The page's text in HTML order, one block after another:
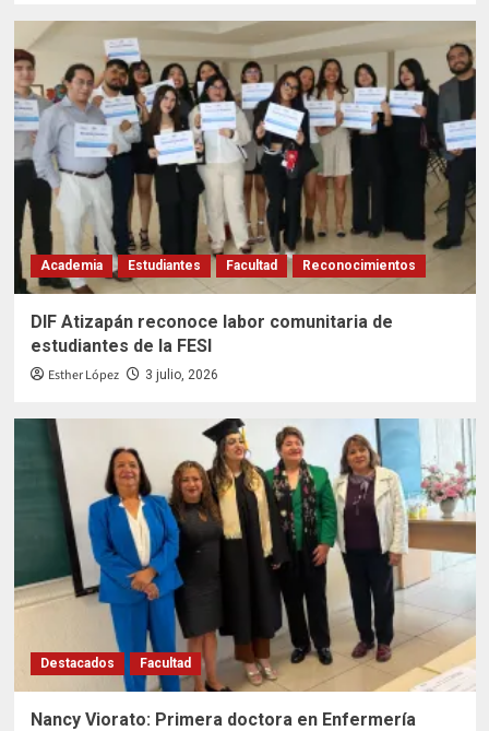
Academia Estudiantes Facultad Reconocimientos
DIF Atizapán reconoce labor comunitaria de
estudiantes de la FESI
Esther López 3 julio, 2026
Destacados Facultad
Nancy Viorato: Primera doctora en Enfermería